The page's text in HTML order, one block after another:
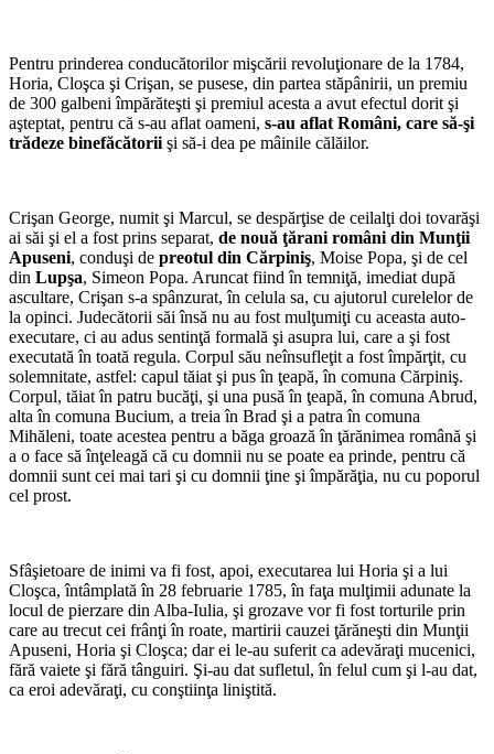
Pentru prinderea conducătorilor mişcării revoluţionare de la 1784,
Horia, Cloşca şi Crişan, se pusese, din partea stăpânirii, un premiu
de 300 galbeni împărăteşti şi premiul acesta a avut efectul dorit şi
aşteptat, pentru că s-au aflat oameni, s-au aflat Români, care să-şi
trădeze binefăcătorii şi să-i dea pe mâinile călăilor.
Crişan George, numit şi Marcul, se despărţise de ceilalţi doi tovarăşi
ai săi şi el a fost prins separat, de nouă ţă­rani români din Munţii
Apuseni, conduşi de preotul din Cărpiniş, Moise Popa, şi de cel
din Lupşa, Simeon Popa. Aruncat fiind în temniţă, imediat după
ascultare, Crişan s-a spânzurat, în celula sa, cu ajutorul curelelor de
la opinci. Judecătorii săi însă nu au fost mulţumiţi cu aceasta auto-
executare, ci au adus sentinţă formală şi asupra lui, care a şi fost
executată în toată regula. Corpul său neînsufleţit a fost împărţit, cu
solemnitate, astfel: capul tăiat şi pus în ţeapă, în comuna Cărpiniş.
Corpul, tăiat în patru bucăţi, şi una pusă în ţeapă, în comuna Abrud,
alta în comuna Bucium, a treia în Brad şi a patra în comuna
Mihăleni, toate acestea pentru a băga groază în ţărănimea română şi
a o face să înţeleagă că cu domnii nu se poate ea prinde, pentru că
domnii sunt cei mai tari şi cu domnii ţine şi împărăţia, nu cu poporul
cel prost.
Sfâşietoare de inimi va fi fost, apoi, executarea lui Horia şi a lui
Cloşca, întâmplată în 28 februarie 1785, în faţa mulţimii adunate la
locul de pierzare din Alba-Iulia, şi grozave vor fi fost torturile prin
care au trecut cei frânţi în roate, martirii cauzei ţărăneşti din Munţii
Apuseni, Horia şi Cloşca; dar ei le-au su­ferit ca adevăraţi mucenici,
fără vaiete şi fără tânguiri. Şi-au dat sufletul, în felul cum şi l-au dat,
ca eroi adevăraţi, cu con­ştiinţa liniştită.